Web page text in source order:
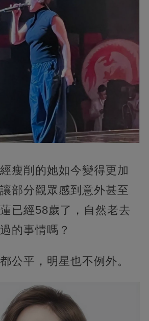
瘦削的她如今變得更加
部分觀眾感到意外甚至
已經58歲了，自然老去
的事情嗎？
公平，明星也不例外。